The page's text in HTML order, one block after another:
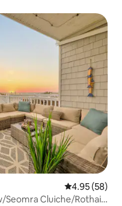
Meánrátáil
4.95 (58)
Seomra Cluiche/Rothair